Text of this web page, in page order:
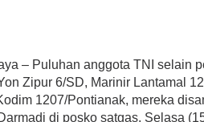
– Puluhan anggota TNI selain
Zipur 6/SD, Marinir Lantamal
1207/Pontianak, mereka
di posko satgas. Selasa